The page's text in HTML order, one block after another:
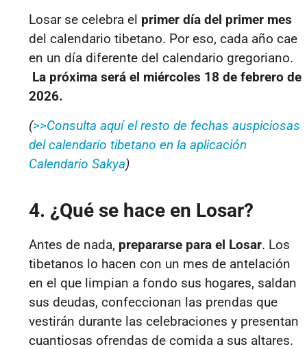
Losar se celebra el primer día del primer mes
del calendario tibetano. Por eso, cada año cae
en un día diferente del calendario gregoriano.
La próxima será el miércoles 18 de febrero de
2026.
(>>Consulta aquí el resto de fechas auspiciosas
del calendario tibetano en la aplicación
Calendario Sakya)
4. ¿Qué se hace en Losar?
Antes de nada, prepararse para el Losar. Los
tibetanos lo hacen con un mes de antelación
en el que limpian a fondo sus hogares, saldan
sus deudas, confeccionan las prendas que
vestirán durante las celebraciones y presentan
cuantiosas ofrendas de comida a sus altares.